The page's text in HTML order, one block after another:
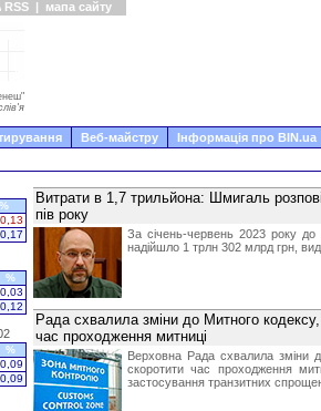
RSS | мапа сайту
Веб-майстру Інформація про BIN.ua
Витрати в 1,7 трильйона: Шмигаль
пів року
За січень-червень 2023 року до
надійшло 1 трлн 302 млрд грн,
Рада схвалила зміни до Митного
час проходження митниці
Верховна Рада схвалила зміни
скоротити час проходження
застосування транзитних
%
0,13
0,17
%
0,03
0,12
%
0,09
0,09